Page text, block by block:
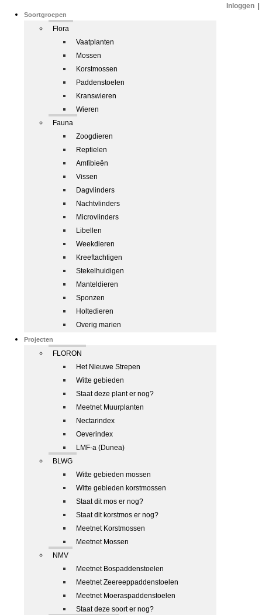
Soortgroepen
Flora
Vaatplanten
Mossen
Korstmossen
Paddenstoelen
Kranswieren
Wieren
Fauna
Zoogdieren
Reptielen
Amfibieën
Vissen
Dagvlinders
Nachtvlinders
Microvlinders
Libellen
Weekdieren
Kreeftachtigen
Stekelhuidigen
Manteldieren
Sponzen
Holtedieren
Overig marien
Projecten
FLORON
Het Nieuwe Strepen
Witte gebieden
Staat deze plant er nog?
Meetnet Muurplanten
Nectarindex
Oeverindex
LMF-a (Dunea)
BLWG
Witte gebieden mossen
Witte gebieden korstmossen
Staat dit mos er nog?
Staat dit korstmos er nog?
Meetnet Korstmossen
Meetnet Mossen
NMV
Meetnet Bospaddenstoelen
Meetnet Zeereeppaddenstoelen
Meetnet Moeraspaddenstoelen
Staat deze soort er nog?
Inloggen